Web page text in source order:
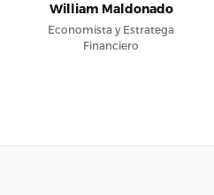
William Maldonado
Economista y Estratega
Financiero